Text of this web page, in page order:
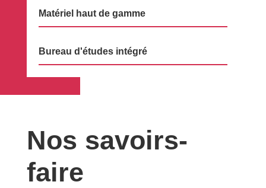
Matériel haut de gamme
Bureau d'études intégré
Nos savoirs-
faire